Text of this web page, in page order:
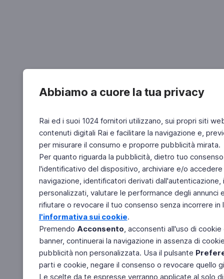
Abbiamo a cuore la tua privacy
Rai ed i suoi 1024 fornitori utilizzano, sui propri siti
contenuti digitali Rai e facilitare la navigazione e,
per misurare il consumo e proporre pubblicità mirata.
Per quanto riguarda la pubblicità, dietro tuo
l'identificativo del dispositivo, archiviare e/o
navigazione, identificatori derivati
personalizzati, valutare le performance degli
rifiutare o revocare il tuo consenso senza incorrere
l'informativa sui cookie.
Premendo Acconsento, acconsenti all'uso di
banner, continuerai la navigazione in assenza di
pubblicità non personalizzata. Usa il pulsante
parti e cookie, negare il consenso o revocare quello
Le scelte da te espresse verranno applicate al solo